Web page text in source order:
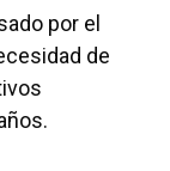
por el
de